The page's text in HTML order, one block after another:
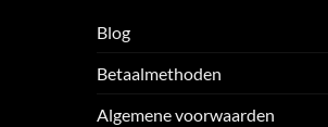
Blog
Betaalmethoden
Algemene voorwaarden